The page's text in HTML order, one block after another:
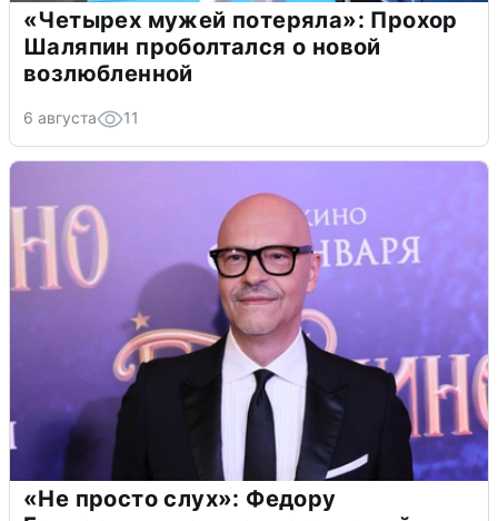
«Четырех мужей потеряла»: Прохор
Шаляпин проболтался о новой
возлюбленной
6 августа 11
«Не просто слух»: Федору